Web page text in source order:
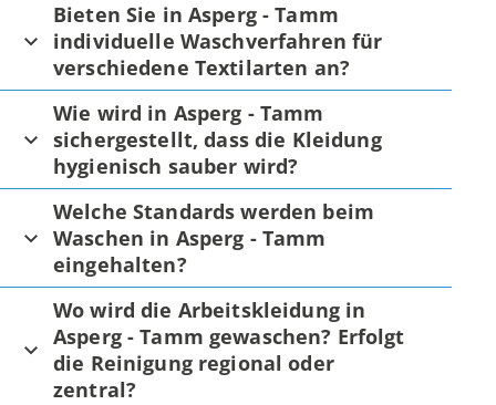
Bieten Sie in Asperg - Tamm
individuelle Waschverfahren für
verschiedene Textilarten an?
Wie wird in Asperg - Tamm
sichergestellt, dass die Kleidung
hygienisch sauber wird?
Welche Standards werden beim
Waschen in Asperg - Tamm
eingehalten?
Wo wird die Arbeitskleidung in
Asperg - Tamm gewaschen? Erfolgt
die Reinigung regional oder
zentral?